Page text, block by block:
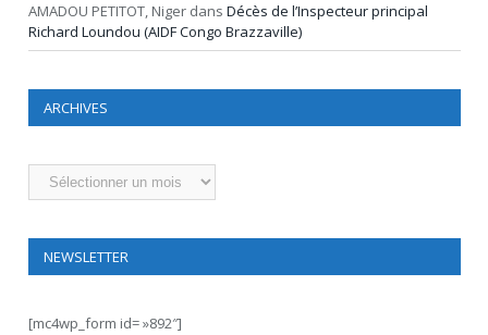
AMADOU PETITOT, Niger dans Décès de l’Inspecteur principal
Richard Loundou (AIDF Congo Brazzaville)
ARCHIVES
Archives
NEWSLETTER
[mc4wp_form id= »892″]